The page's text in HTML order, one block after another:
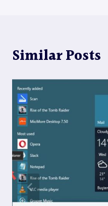
Similar Posts